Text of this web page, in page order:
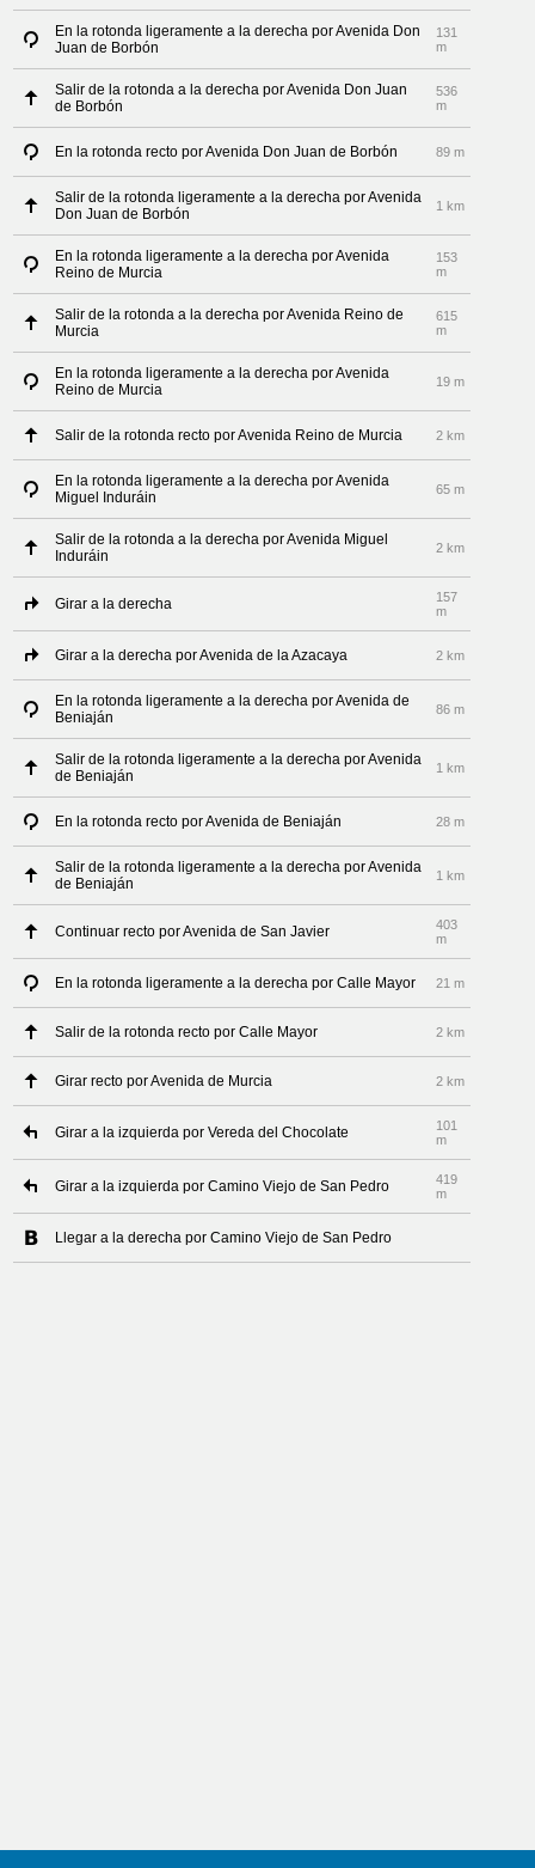
En la rotonda ligeramente a la derecha por Avenida Don
Juan de Borbón
131
m
Salir de la rotonda a la derecha por Avenida Don Juan
de Borbón
536
m
En la rotonda recto por Avenida Don Juan de Borbón 89 m
Salir de la rotonda ligeramente a la derecha por Avenida
Don Juan de Borbón
1 km
En la rotonda ligeramente a la derecha por Avenida
Reino de Murcia
153
m
Salir de la rotonda a la derecha por Avenida Reino de
Murcia
615
m
En la rotonda ligeramente a la derecha por Avenida
Reino de Murcia
19 m
Salir de la rotonda recto por Avenida Reino de Murcia 2 km
En la rotonda ligeramente a la derecha por Avenida
Miguel Induráin
65 m
Salir de la rotonda a la derecha por Avenida Miguel
Induráin
2 km
Girar a la derecha
157
m
Girar a la derecha por Avenida de la Azacaya 2 km
En la rotonda ligeramente a la derecha por Avenida de
Beniaján
86 m
Salir de la rotonda ligeramente a la derecha por Avenida
de Beniaján
1 km
En la rotonda recto por Avenida de Beniaján 28 m
Salir de la rotonda ligeramente a la derecha por Avenida
de Beniaján
1 km
Continuar recto por Avenida de San Javier
403
m
En la rotonda ligeramente a la derecha por Calle Mayor 21 m
Salir de la rotonda recto por Calle Mayor 2 km
Girar recto por Avenida de Murcia 2 km
Girar a la izquierda por Vereda del Chocolate
101
m
Girar a la izquierda por Camino Viejo de San Pedro
419
m
Llegar a la derecha por Camino Viejo de San Pedro